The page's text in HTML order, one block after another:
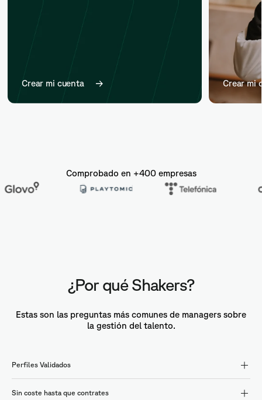
Crear mi cuenta Crear mi
Comprobado en +400 empresas
¿Por qué Shakers?
Estas son las preguntas más comunes de managers sobre
la gestión del talento.
Perfiles Validados
Sin coste hasta que contrates